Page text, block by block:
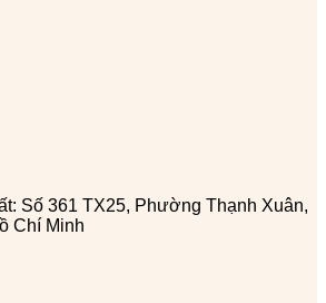
Số 361 TX25, Phường Thạnh Xuân,
Chí Minh